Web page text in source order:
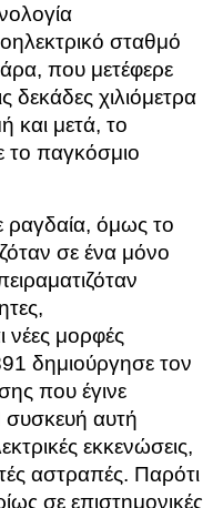
σταθμό
που μετέφερε
δεκάδες χιλιόμετρα
και μετά, το
το παγκόσμιο
όμως το
σε ένα μόνο
νέες μορφές
δημιούργησε τον
που έγινε
αυτή
εκκενώσεις,
αστραπές. Παρότι
σε επιστημονικές